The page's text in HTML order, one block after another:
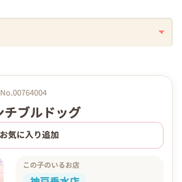
No.00764004
チブルドッグ
お気に入り追加
この子のいるお店